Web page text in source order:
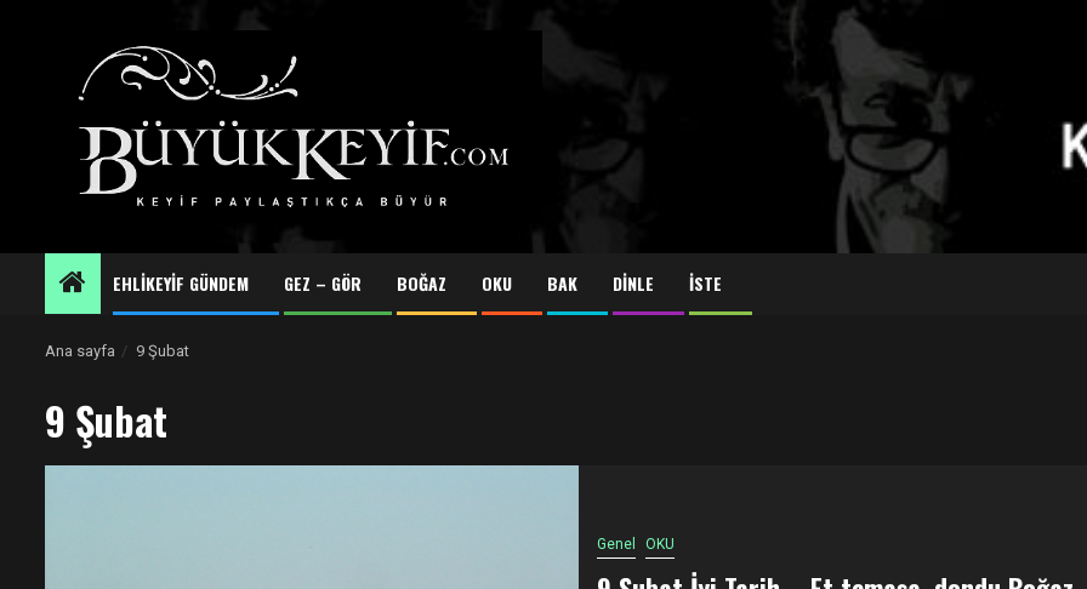
EHLİKEYİF GÜNDEM GEZ – GÖR BOĞAZ OKU BAK DİNLE İSTE
Ana sayfa 9 Şubat
9 Şubat
Genel OKU